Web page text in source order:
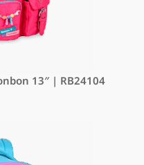
13″ | RB24104